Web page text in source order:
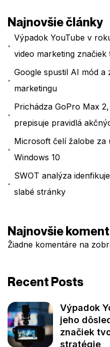
Najnovšie články
Výpadok YouTube v
video marketing
Google spustil AI mód a
marketingu
Prichádza GoPro Max
prepisuje pravidlá
Microsoft čelí žalobe za
Windows 10
SWOT analýza
slabé stránky
Najnovšie
Žiadne komentáre na
Recent Posts
Výpadok
jeho
značiek
stratégie